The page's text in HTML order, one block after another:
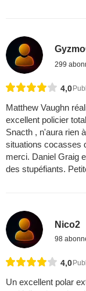
299
4,0
Matthew Vaughn
excellent policier
Snacth , n'aura rien
situations cocasses
merci. Daniel Graig
des stupéfiants.
Nico2
98
4,0
Un excellent polar